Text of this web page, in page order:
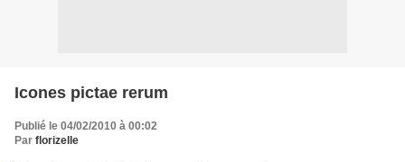
Icones pictae rerum
Publié le 04/02/2010 à 00:02
Par florizelle